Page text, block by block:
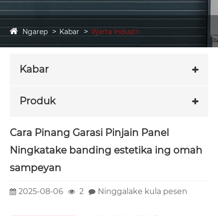
Ngarep Kabar Warta Industri
Kabar
Produk
Cara Pinang Garasi Pinjain Panel
Ningkatake banding estetika ing omah
sampeyan
2025-08-06 2 Ninggalake kula pesen